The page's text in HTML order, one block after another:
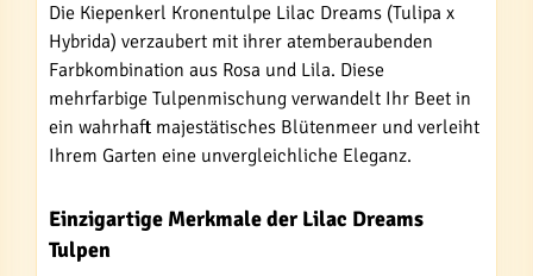
Die Kiepenkerl Kronentulpe Lilac Dreams (Tulipa x
Hybrida) verzaubert mit ihrer atemberaubenden
Farbkombination aus Rosa und Lila. Diese
mehrfarbige Tulpenmischung verwandelt Ihr Beet in
ein wahrhaft majestätisches Blütenmeer und verleiht
Ihrem Garten eine unvergleichliche Eleganz.
Einzigartige Merkmale der Lilac Dreams
Tulpen